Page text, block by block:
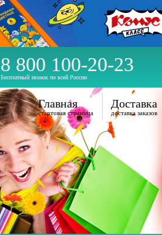
8 800 100-20-23
Бесплатный звонок по всей России
Главная
стартовая страница
Доставка
доставка заказов